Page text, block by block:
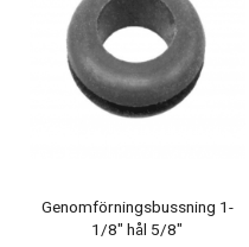
Genomförningsbussning 1-
1/8" hål 5/8"